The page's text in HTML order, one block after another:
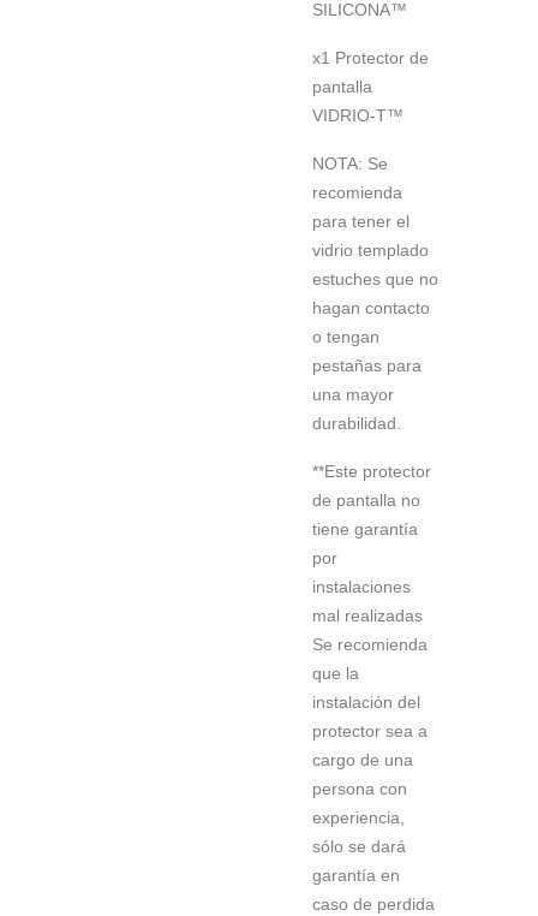
SILICONA™
x1 Protector de
pantalla
VIDRIO-T™
NOTA: Se
recomienda
para tener el
vidrio templado
estuches que no
hagan contacto
o tengan
pestañas para
una mayor
durabilidad.
**Este protector
de pantalla no
tiene garantía
por
instalaciones
mal realizadas
Se recomienda
que la
instalación del
protector sea a
cargo de una
persona con
experiencia,
sólo se dará
garantía en
caso de perdida